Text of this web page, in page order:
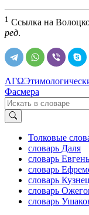
1 Ссылка на
ред.
ΛΓΩ
Фасмера
Толковые
словарь Даля
словарь
словарь
словарь
словарь
словарь